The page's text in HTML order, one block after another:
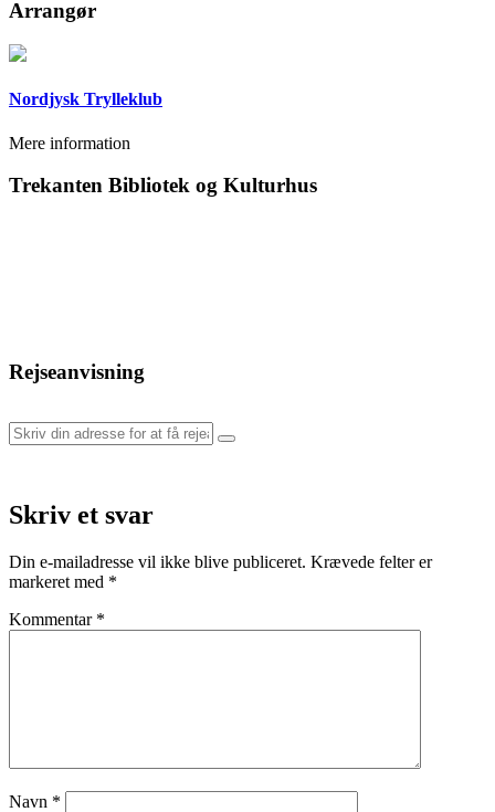
Arrangør
Nordjysk Trylleklub
Mere information
Trekanten Bibliotek og Kulturhus
Rejseanvisning
Skriv et svar
Din e-mailadresse vil ikke blive publiceret. Krævede felter er
markeret med *
Kommentar *
Navn *